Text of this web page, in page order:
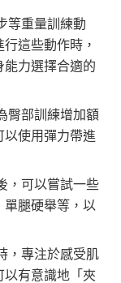
等重量訓練動
這些動作時，
力選擇合適的
臀部訓練增加額
使用彈力帶進
，可以嘗試一些
腿硬舉等，以
，專注於感受肌
有意識地「夾